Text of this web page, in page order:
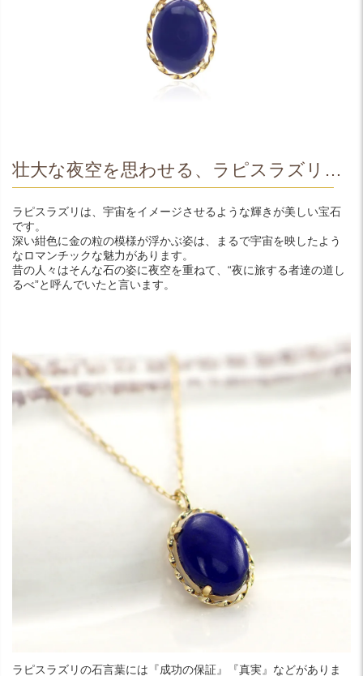
壮大な夜空を思わせる、ラピスラズリ…
ラピスラズリは、宇宙をイメージさせるような輝きが美しい宝石
です。
深い紺色に金の粒の模様が浮かぶ姿は、まるで宇宙を映したよう
なロマンチックな魅力があります。
昔の人々はそんな石の姿に夜空を重ねて、“夜に旅する者達の道し
るべ”と呼んでいたと言います。
ラピスラズリの石言葉には『成功の保証』『真実』などがありま